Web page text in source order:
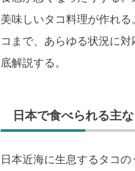
美味しいタコ料理が作れ
コまで、あらゆる状況に
底解説する。
日本で食べられる主
日本近海に生息するタコ